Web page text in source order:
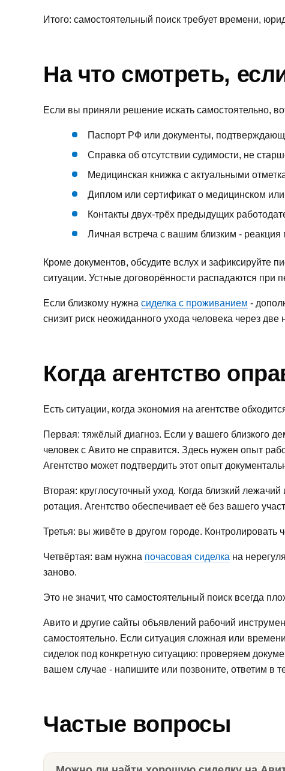
Итого: самостоятельный поиск требует времени,
На что смотреть,
Если вы приняли решение искать самостоятельно,
Паспорт РФ или документы,
Справка об отсутствии судимости, не
Медицинская книжка с актуальными
Диплом или сертификат о медицинском
Контакты двух-трёх предыдущих
Личная встреча с вашим близким - реакция
Кроме документов, обсудите вслух и зафиксируйте
ситуации. Устные договорённости распадаются при
Если близкому нужна сиделка с проживанием -
снизит риск неожиданного ухода человека через две
Когда агентство
Есть ситуации, когда экономия на агентстве
Первая: тяжёлый диагноз. Если у вашего близкого
человек с Авито не справится. Здесь нужен опыт
Агентство может подтвердить этот опыт
Вторая: круглосуточный уход. Когда близкий
ротация. Агентство обеспечивает её без вашего
Третья: вы живёте в другом городе. Контролировать
Четвёртая: вам нужна почасовая сиделка на
заново.
Это не значит, что самостоятельный поиск всегда
Авито и другие сайты объявлений рабочий
самостоятельно. Если ситуация сложная или
сиделок под конкретную ситуацию: проверяем
вашем случае - напишите или позвоните, ответим в
Частые вопросы